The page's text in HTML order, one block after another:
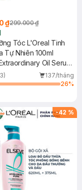
₫299.000 ₫
Tóc L'Oreal Tinh
Tự Nhiên 100ml
Oil Serum
Floral Oil137/tháng
26%
-42 %